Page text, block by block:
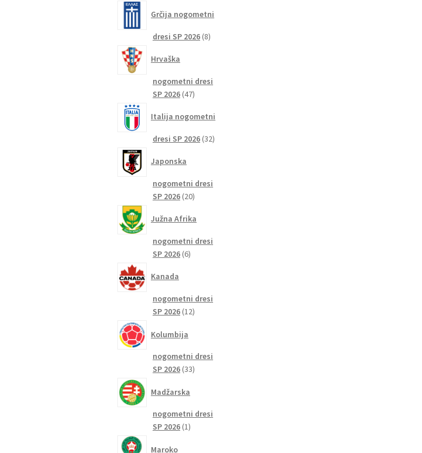
Grčija nogometni
dresi SP 2026 88
Hrvaška
nogometni dresi
SP 2026 4747
Italija nogometni
dresi SP 2026 3232
Japonska
nogometni dresi
SP 2026 2020
Južna Afrika
nogometni dresi
SP 2026 66
Kanada
nogometni dresi
SP 2026 1212
Kolumbija
nogometni dresi
SP 2026 3333
Madžarska
nogometni dresi
SP 2026 11
Maroko